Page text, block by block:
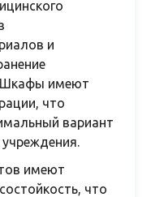
и
Шкафы имеют
что
вариант
имеют
что